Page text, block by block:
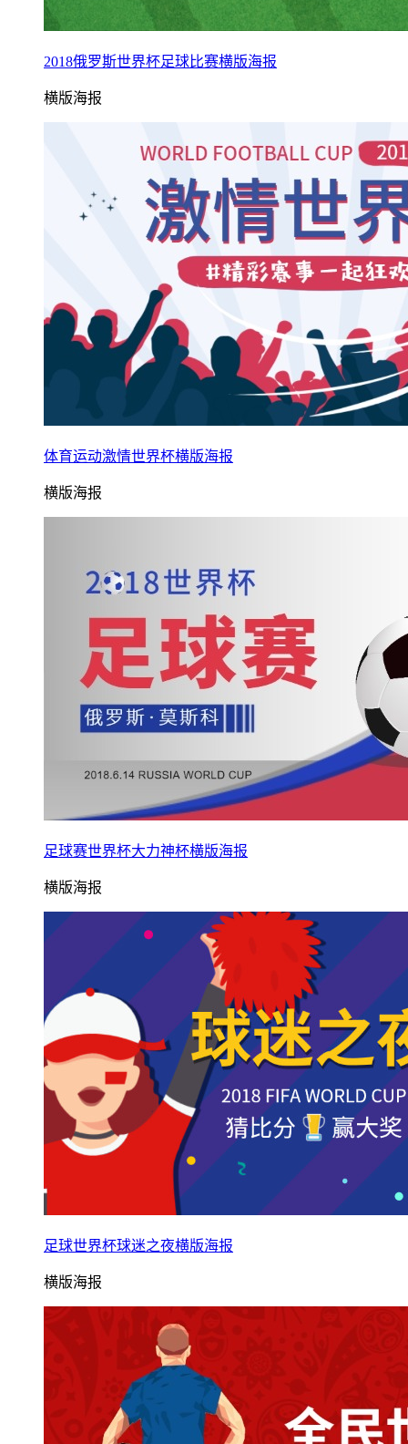
2018俄罗斯世界杯足球比赛横版海报
横版海报
体育运动激情世界杯横版海报
横版海报
足球赛世界杯大力神杯横版海报
横版海报
足球世界杯球迷之夜横版海报
横版海报